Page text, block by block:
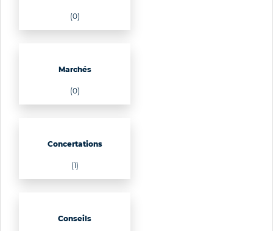
(0)
Marchés
(0)
Concertations
(1)
Conseils